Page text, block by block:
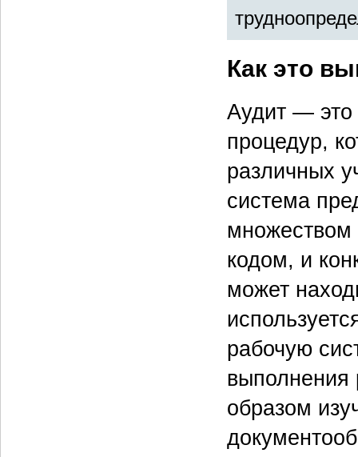
Как это
Аудит — это
процедур,
различных
система
кодом, и
может
рабочую
выполнения
образом